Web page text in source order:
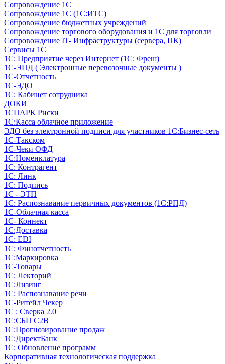
Сопровождение 1С
Сопровождение 1С (1С:ИТС)
Сопровождение бюджетных учреждений
Сопровождение торгового оборудования и 1С для торговли
Сопровождение IT- Инфраструктуры (сервера, ПК)
Сервисы 1С
1С: Предприятие через Интернет (1С: Фреш)
1С-ЭПД ( Электронные перевозочные документы )
1С-Отчетность
1С-ЭДО
1С: Кабинет сотрудника
ДОКИ
1СПАРК Риски
1С:Касса облачное приложение
ЭДО без электронной подписи для участников 1С:Бизнес-сеть
1С-Такском
1С-Чеки ОФД
1С:Номенклатура
1С: Контрагент
1С: Линк
1С: Подпись
1С - ЭТП
1С: Распознавание первичных документов (1С:РПД)
1С-Облачная касса
1С- Коннект
1С:Доставка
1С: EDI
1С: Финотчетность
1С:Маркировка
1С-Товары
1С: Лекторий
1С:Лизинг
1С: Распознавание речи
1C-Ритейл Чекер
1С : Сверка 2.0
1С:СБП C2B
1С:Прогнозирование продаж
1С:ДиректБанк
1С: Обновление программ
Корпоративная технологическая поддержка